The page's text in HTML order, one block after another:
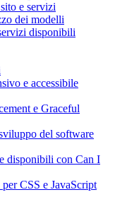
e servizi
dei modelli
disponibili
e accessibile
e Graceful
del software
disponibili con Can I
CSS e JavaScript